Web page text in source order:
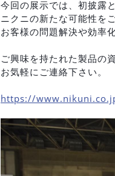
今回の展示では、初披露
ニクニの新たな可能性を
お客様の問題解決や効率
ご興味を持たれた製品の
お気軽にご連絡下さい。
https://